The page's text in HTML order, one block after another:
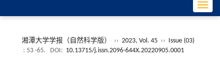
湘潭大学学报（自然科学版） ›› 2023, Vol. 45 ›› Issue (03)
: 53 -65.
DOI: 10.13715/j.issn.2096-644X.20220905.0001